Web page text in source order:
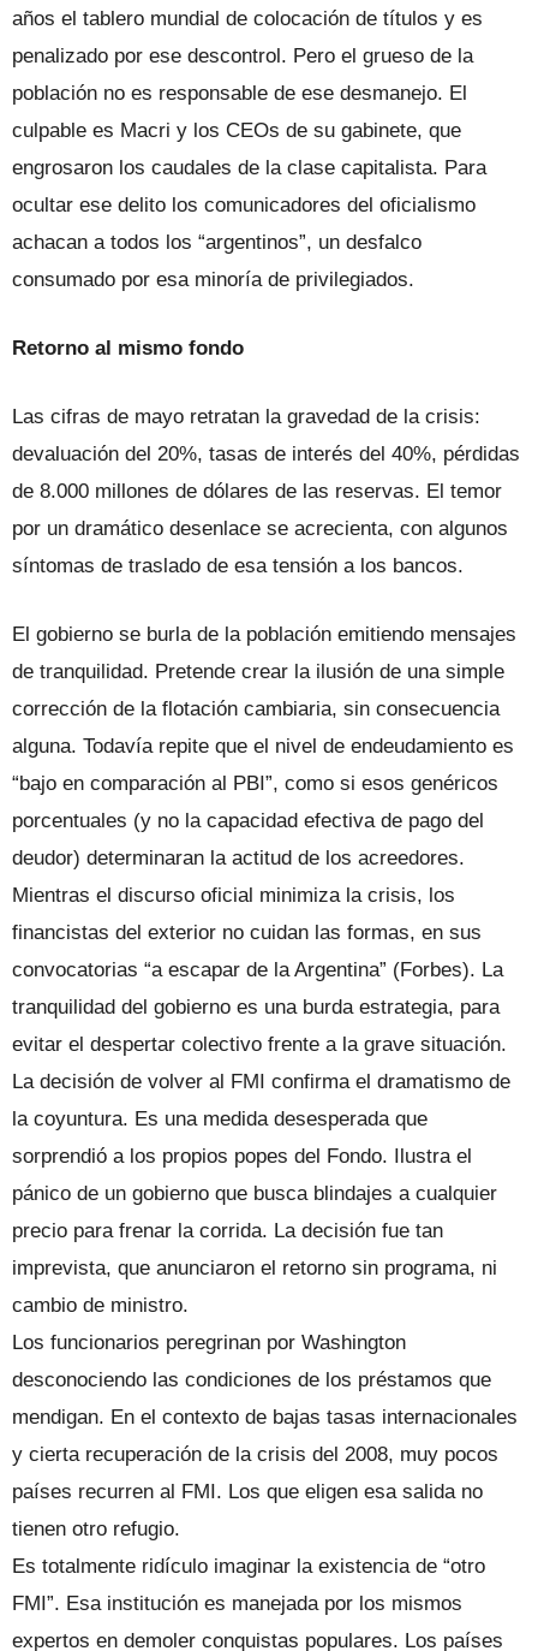
años el tablero mundial de colocación de títulos y es
penalizado por ese descontrol. Pero el grueso de la
población no es responsable de ese desmanejo. El
culpable es Macri y los CEOs de su gabinete, que
engrosaron los caudales de la clase capitalista. Para
ocultar ese delito los comunicadores del oficialismo
achacan a todos los “argentinos”, un desfalco
consumado por esa minoría de privilegiados.
Retorno al mismo fondo
Las cifras de mayo retratan la gravedad de la crisis:
devaluación del 20%, tasas de interés del 40%, pérdidas
de 8.000 millones de dólares de las reservas. El temor
por un dramático desenlace se acrecienta, con algunos
síntomas de traslado de esa tensión a los bancos.
El gobierno se burla de la población emitiendo mensajes
de tranquilidad. Pretende crear la ilusión de una simple
corrección de la flotación cambiaria, sin consecuencia
alguna. Todavía repite que el nivel de endeudamiento es
“bajo en comparación al PBI”, como si esos genéricos
porcentuales (y no la capacidad efectiva de pago del
deudor) determinaran la actitud de los acreedores.
Mientras el discurso oficial minimiza la crisis, los
financistas del exterior no cuidan las formas, en sus
convocatorias “a escapar de la Argentina” (Forbes). La
tranquilidad del gobierno es una burda estrategia, para
evitar el despertar colectivo frente a la grave situación.
La decisión de volver al FMI confirma el dramatismo de
la coyuntura. Es una medida desesperada que
sorprendió a los propios popes del Fondo. Ilustra el
pánico de un gobierno que busca blindajes a cualquier
precio para frenar la corrida. La decisión fue tan
imprevista, que anunciaron el retorno sin programa, ni
cambio de ministro.
Los funcionarios peregrinan por Washington
desconociendo las condiciones de los préstamos que
mendigan. En el contexto de bajas tasas internacionales
y cierta recuperación de la crisis del 2008, muy pocos
países recurren al FMI. Los que eligen esa salida no
tienen otro refugio.
Es totalmente ridículo imaginar la existencia de “otro
FMI”. Esa institución es manejada por los mismos
expertos en demoler conquistas populares. Los países